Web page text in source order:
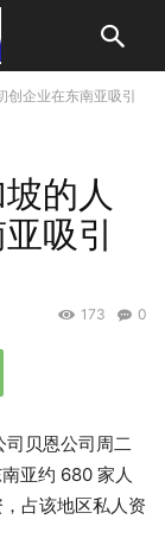
创企业在东南亚吸引
的人
吸引
0
173
司贝恩公司周二
亚约 680 家人
占该地区私人资